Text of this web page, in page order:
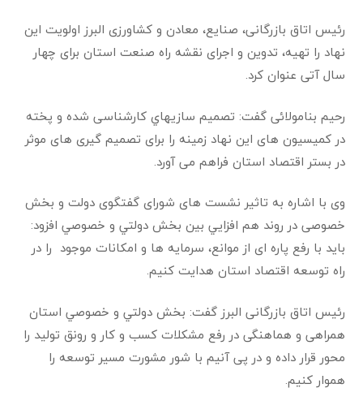
رئیس اتاق بازرگانی، صنایع، معادن و کشاورزی البرز اولویت این
نهاد را تهیه، تدوین و اجرای نقشه راه صنعت استان برای چهار
سال آتی عنوان کرد.
رحیم بنامولائی گفت: تصميم سازیهاي کارشناسی شده و پخته
در کمیسیون های این نهاد زمینه را برای تصمیم گیری های موثر
در بستر اقتصاد استان فراهم می آورد.
وی با اشاره به تاثیر نشست های شورای گفتگوی دولت و بخش
خصوصی در روند هم افزايي بين بخش دولتي و خصوصي افزود:
بايد با رفع پاره ای از موانع، سرمايه ها و امکانات موجود را در
راه توسعه اقتصاد استان هدایت کنیم.
رئیس اتاق بازرگانی البرز گفت: بخش دولتي و خصوصي استان
همراهی و هماهنگی در رفع مشکلات کسب و کار و رونق تولید را
محور قرار داده‌ و در پی آنیم با شور مشورت مسیر توسعه را
هموار کنیم.